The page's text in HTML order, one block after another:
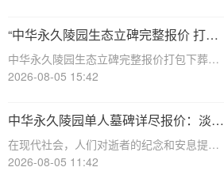
的规划越来越重视。中华永久陵园作为国内
知名的陵园品牌，提供了一系列生
“中华永久陵园生态立碑完整报价 打包
下葬服务同步享折扣：全方位福利解析
与专属优惠”
中华永久陵园生态立碑完整报价打包下葬服
务同步享折扣：全方位福利解析与专属优惠
社会，人们对生命的尊重和对逝者的缅怀方
式有了更多的选择。中华永久陵园作
2026-08-05 15:42
中华永久陵园单人墓碑详尽报价：淡季
订购享数千元优惠
在现代社会，人们对逝者的纪念和安息提出
了更高的要求。作为国内知名的陵园品牌，
2026-08-05 11:42